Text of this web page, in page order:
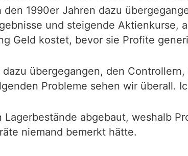
1990er Jahren dazu
und steigende Aktienkurse,
Geld kostet, bevor sie Profite
übergegangen, den
Probleme sehen wir überall.
Lagerbestände abgebaut, weshalb
niemand bemerkt hätte.